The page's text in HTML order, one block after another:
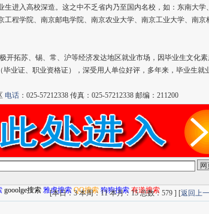
生进入高校深造。这之中不乏省内乃至国内名校，如：东南大学
程学院、南京邮电学院、南京农业大学、南京工业大学、南京
拓苏、锡、常、沪等经济发达地区就业市场，因毕业生文化
业证、职业资格证），深受用人单位好评，多年来，毕业生就
电话 ：025-57212338 传真：025-57212338 邮编：211200
gooolge搜索 雅虎搜索 QQ搜索 狗狗搜索 有道搜索
[本日：3 本周：11 本月：15 总数：579 ] [返回上